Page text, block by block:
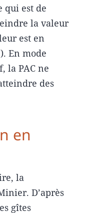
qui est de
la valeur
est en
En mode
la PAC ne
des
en
la
D’après
gîtes